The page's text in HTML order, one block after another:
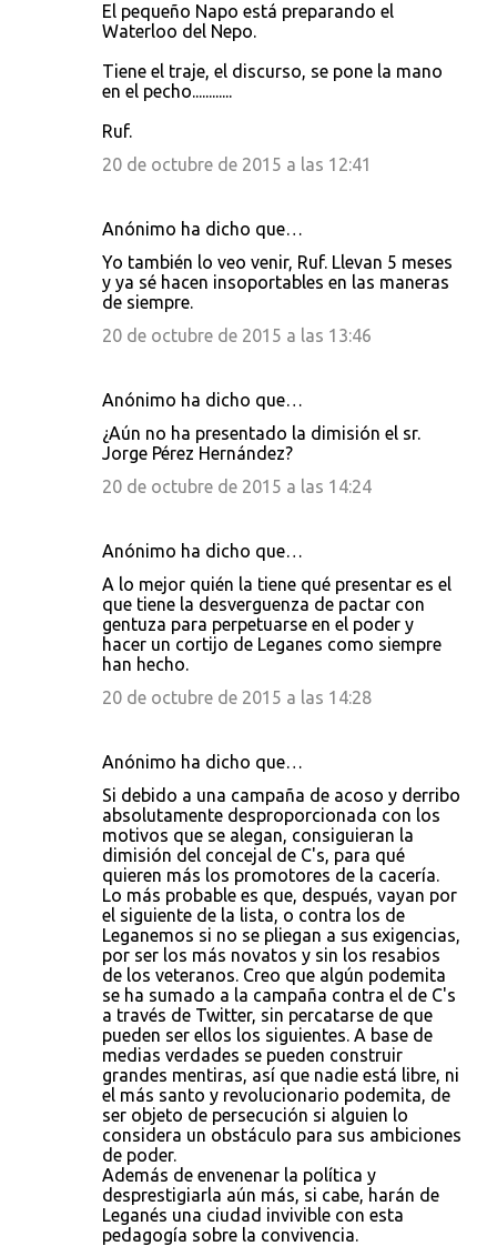
El pequeño Napo está preparando el
Waterloo del Nepo.
Tiene el traje, el discurso, se pone la mano
en el pecho............
Ruf.
20 de octubre de 2015 a las 12:41
Anónimo ha dicho que…
Yo también lo veo venir, Ruf. Llevan 5 meses
y ya sé hacen insoportables en las maneras
de siempre.
20 de octubre de 2015 a las 13:46
Anónimo ha dicho que…
¿Aún no ha presentado la dimisión el sr.
Jorge Pérez Hernández?
20 de octubre de 2015 a las 14:24
Anónimo ha dicho que…
A lo mejor quién la tiene qué presentar es el
que tiene la desverguenza de pactar con
gentuza para perpetuarse en el poder y
hacer un cortijo de Leganes como siempre
han hecho.
20 de octubre de 2015 a las 14:28
Anónimo ha dicho que…
Si debido a una campaña de acoso y derribo
absolutamente desproporcionada con los
motivos que se alegan, consiguieran la
dimisión del concejal de C's, para qué
quieren más los promotores de la cacería.
Lo más probable es que, después, vayan por
el siguiente de la lista, o contra los de
Leganemos si no se pliegan a sus exigencias,
por ser los más novatos y sin los resabios
de los veteranos. Creo que algún podemita
se ha sumado a la campaña contra el de C's
a través de Twitter, sin percatarse de que
pueden ser ellos los siguientes. A base de
medias verdades se pueden construir
grandes mentiras, así que nadie está libre, ni
el más santo y revolucionario podemita, de
ser objeto de persecución si alguien lo
considera un obstáculo para sus ambiciones
de poder.
Además de envenenar la política y
desprestigiarla aún más, si cabe, harán de
Leganés una ciudad invivible con esta
pedagogía sobre la convivencia.